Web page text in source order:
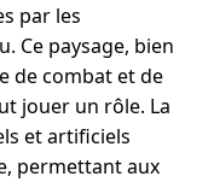
par les
Ce paysage, bien
de combat et de
jouer un rôle. La
et artificiels
permettant aux